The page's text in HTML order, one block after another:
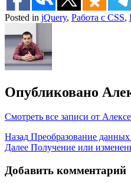
Posted in jQuery, Работа с CSS,
Опубликовано
Смотреть все записи от
Навигация
по
записям
Назад Преобразование
Далее Получение или
Добавить комментарий